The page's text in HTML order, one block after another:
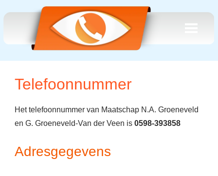
Telefoonnummer
Het telefoonnummer van Maatschap N.A. Groeneveld
en G. Groeneveld-Van der Veen is 0598-393858
Adresgegevens